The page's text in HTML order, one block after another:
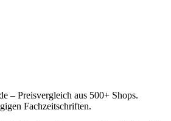
– Preisvergleich aus 500+ Shops.
Fachzeitschriften.